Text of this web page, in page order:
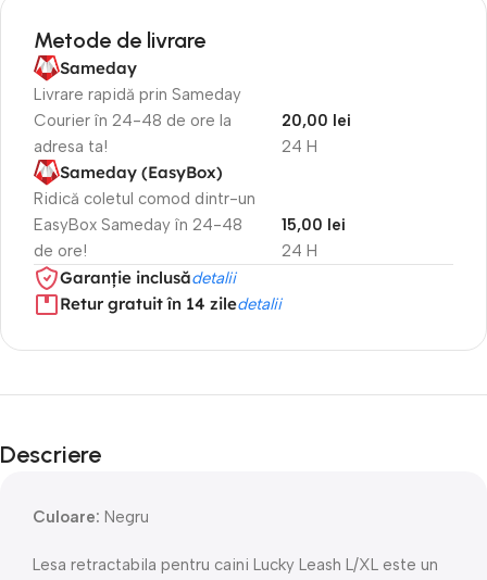
Metode de livrare
Sameday
Livrare rapidă prin Sameday
Courier în 24-48 de ore la
adresa ta!
24 H
20,00 lei
Sameday (EasyBox)
Ridică coletul comod dintr-un
EasyBox Sameday în 24-48
de ore!
24 H
15,00 lei
Garanție inclusădetalii
Retur gratuit în 14 ziledetalii
Descriere
Culoare: Negru
Lesa retractabila pentru caini Lucky Leash L/XL este un